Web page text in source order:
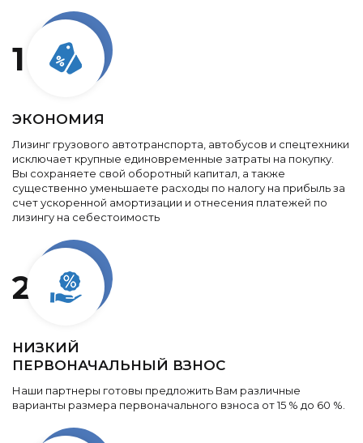
1
ЭКОНОМИЯ
Лизинг грузового автотранспорта, автобусов и спецтехники
исключает крупные единовременные затраты на покупку.
Вы сохраняете свой оборотный капитал, а также
существенно уменьшаете расходы по налогу на прибыль за
счет ускоренной амортизации и отнесения платежей по
лизингу на себестоимость
2
НИЗКИЙ
ПЕРВОНАЧАЛЬНЫЙ ВЗНОС
Наши партнеры готовы предложить Вам различные
варианты размера первоначального взноса от 15 % до 60 %.